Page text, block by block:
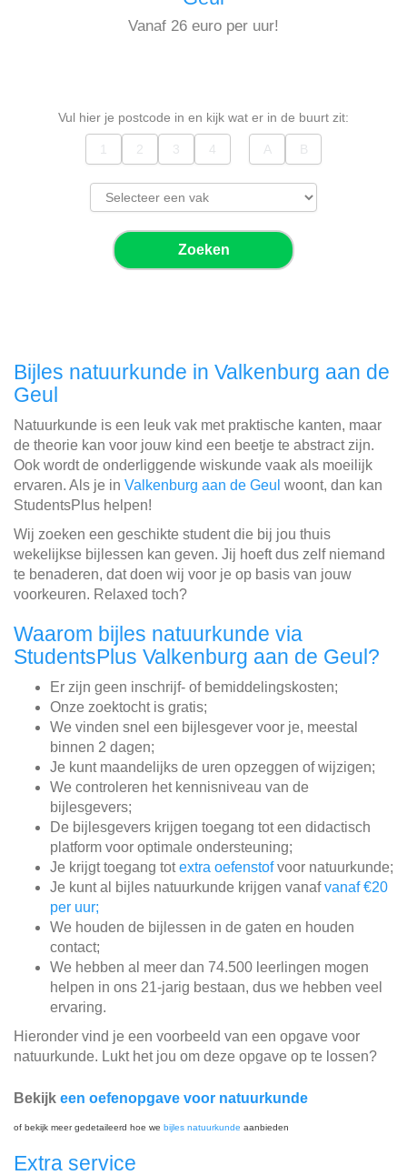
Vanaf 26 euro per uur!
Vul hier je postcode in en kijk wat er in de buurt zit:
Zoeken
Bijles natuurkunde in Valkenburg aan de
Geul
Natuurkunde is een leuk vak met praktische kanten, maar
de theorie kan voor jouw kind een beetje te abstract zijn.
Ook wordt de onderliggende wiskunde vaak als moeilijk
ervaren. Als je in Valkenburg aan de Geul woont, dan kan
StudentsPlus helpen!
Wij zoeken een geschikte student die bij jou thuis
wekelijkse bijlessen kan geven. Jij hoeft dus zelf niemand
te benaderen, dat doen wij voor je op basis van jouw
voorkeuren. Relaxed toch?
Waarom bijles natuurkunde via
StudentsPlus Valkenburg aan de Geul?
Er zijn geen inschrijf- of bemiddelingskosten;
Onze zoektocht is gratis;
We vinden snel een bijlesgever voor je, meestal
binnen 2 dagen;
Je kunt maandelijks de uren opzeggen of wijzigen;
We controleren het kennisniveau van de
bijlesgevers;
De bijlesgevers krijgen toegang tot een didactisch
platform voor optimale ondersteuning;
Je krijgt toegang totextra oefenstofvoor natuurkunde;
Je kunt al bijles natuurkunde krijgen vanafvanaf €20
per uur;
We houden de bijlessen in de gaten en houden
contact;
We hebben al meer dan 74.500 leerlingen mogen
helpen in ons 21-jarig bestaan, dus we hebben veel
ervaring.
Hieronder vind je een voorbeeld van een opgave voor
natuurkunde. Lukt het jou om deze opgave op te lossen?
Bekijk een oefenopgave voor natuurkunde
of bekijk meer gedetaileerd hoe we bijles natuurkunde aanbieden
Extra service